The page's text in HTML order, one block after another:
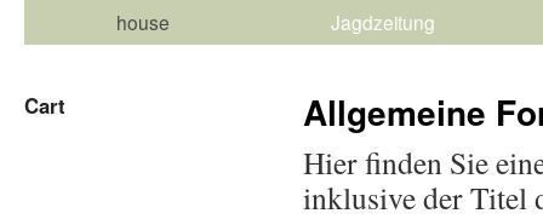
house
Jagdzeitung
Allgemeine
Hier finden Sie
inklusive der Titel
Cart